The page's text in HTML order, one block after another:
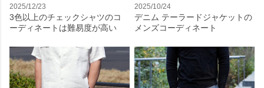
2025/12/23
3色以上のチェックシャツのコ
ーディネートは難易度が高い
2025/10/24
デニム テーラードジャケットの
メンズコーディネート